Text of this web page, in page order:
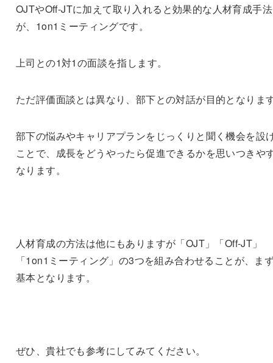
OJTやOff-JTに加えて取り入れると効果的な人材育成手法
が、1on1ミーティングです。
上司との1対1の面談を指します。
ただ評価面談とは異なり、部下との対話が目的となりま
部下の悩みやキャリアプランをじっくりと聞く機会を設
ことで、成長をどうやったら促進できるかを思いつきや
なります。
人材育成の方法は他にもありますが「OJT」「Off-JT」
「1on1ミーティング」の3つを組み合わせることが、ま
基本となります。
ぜひ、貴社でも参考にしてみてください。